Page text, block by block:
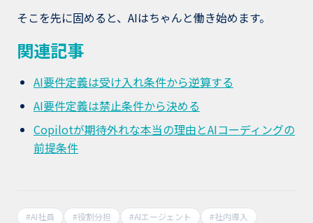
そこを先に固めると、AIはちゃんと働き始めます。
関連記事
AI要件定義は受け入れ条件から逆算する
AI要件定義は禁止条件から決める
Copilotが期待外れな本当の理由とAIコーディングの
前提条件
#AI社員 #役割分担 #AIエージェント #社内導入